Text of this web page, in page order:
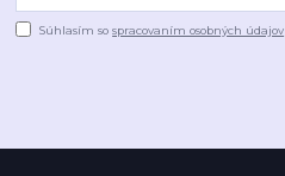
Súhlasím sospracovaním osobných údajov